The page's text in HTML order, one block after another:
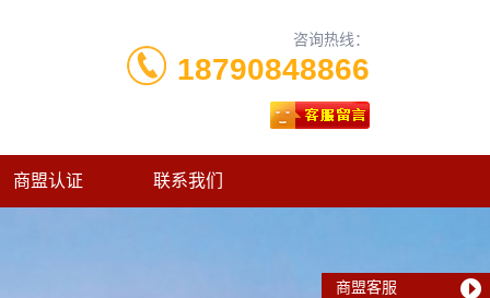
咨询热线：
18790848866
商盟认证 联系我们
商盟客服